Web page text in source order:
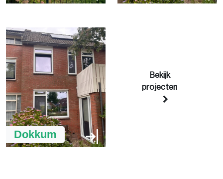
Dokkum
Bekijk
projecten